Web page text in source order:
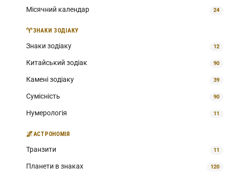
Місячний календар 24
♈ЗНАКИ ЗОДІАКУ
Знаки зодіаку 12
Китайський зодіак 90
Камені зодіаку 39
Сумісність 90
Нумерологія 11
🌌АСТРОНОМІЯ
Транзити 11
Планети в знаках 120